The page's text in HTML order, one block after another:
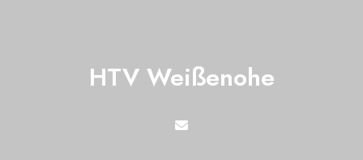
HTV Weißenohe